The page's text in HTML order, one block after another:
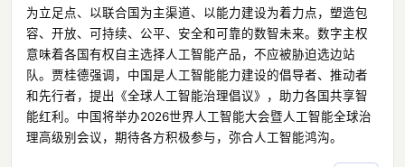
为立足点、以联合国为主渠道、以能力建设为着力点，塑造包
容、开放、可持续、公平、安全和可靠的数智未来。数字主权
意味着各国有权自主选择人工智能产品，不应被胁迫选边站
队。贾桂德强调，中国是人工智能能力建设的倡导者、推动者
和先行者，提出《全球人工智能治理倡议》，助力各国共享智
能红利。中国将举办2026世界人工智能大会暨人工智能全球治
理高级别会议，期待各方积极参与，弥合人工智能鸿沟。